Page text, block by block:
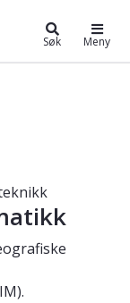
og
Søk Meny